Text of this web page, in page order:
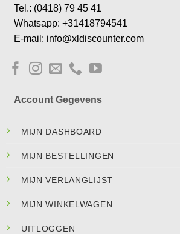
Tel.: (0418) 79 45 41
Whatsapp: +31418794541
E-mail: info@xldiscounter.com
Account Gegevens
MIJN DASHBOARD
MIJN BESTELLINGEN
MIJN VERLANGLIJST
MIJN WINKELWAGEN
UITLOGGEN